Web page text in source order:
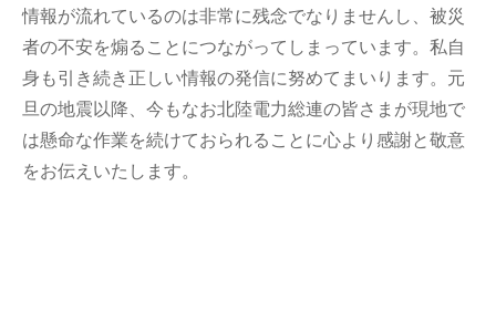
情報が流れているのは非常に残念でなりませんし、被災
者の不安を煽ることにつながってしまっています。私自
身も引き続き正しい情報の発信に努めてまいります。元
旦の地震以降、今もなお北陸電力総連の皆さまが現地で
は懸命な作業を続けておられることに心より感謝と敬意
をお伝えいたします。